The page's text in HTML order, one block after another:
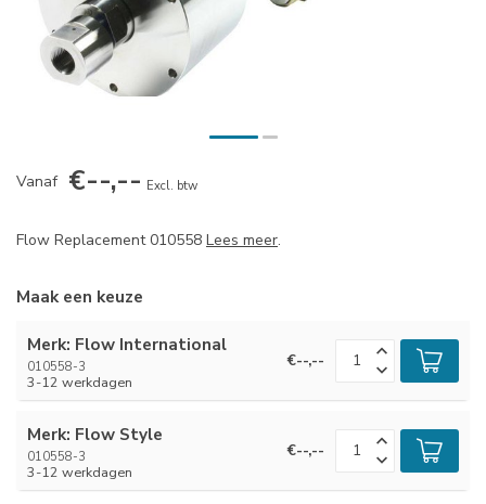
Vanaf €--,-- Excl. btw
Flow Replacement 010558 Lees meer.
Maak een keuze
Merk: Flow International
010558-3
3-12 werkdagen
€--,--
Merk: Flow Style
010558-3
3-12 werkdagen
€--,--